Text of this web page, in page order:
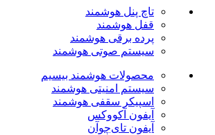
تاچ پنل هوشمند
قفل هوشمند
پرده برقی هوشمند
سیستم صوتی هوشمند
محصولات هوشمند بیسیم
سیستم امنیتی هوشمند
اسپیکر سقفی هوشمند
آیفون آکووکس
آیفون تای‌چوآن